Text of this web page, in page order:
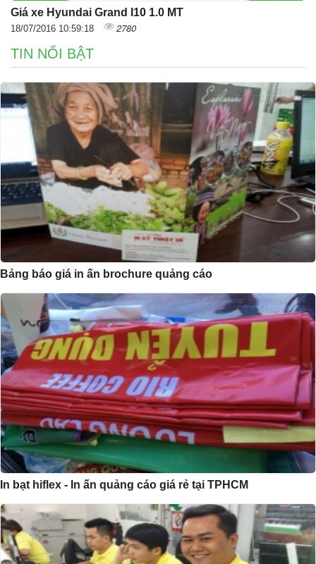
Giá xe Hyundai Grand I10 1.0 MT
18/07/2016 10:59:18 2780
TIN NỔI BẬT
Bảng báo giá in ấn brochure quảng cáo
In bạt hiflex - In ấn quảng cáo giá rẻ tại TPHCM